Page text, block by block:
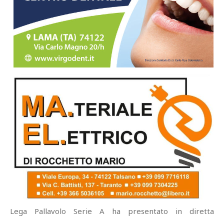
Lega Pallavolo Serie A ha presentato in diretta